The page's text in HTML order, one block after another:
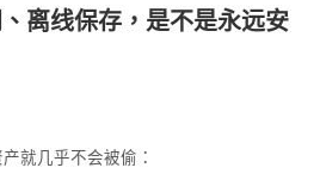
离线保存，是不是永远安
就几乎不会被偷：